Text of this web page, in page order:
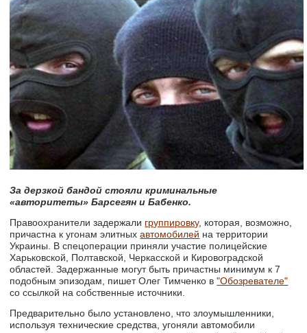
За дерзкой бандой стояли криминальные
«авторитеты» Барсегян и Бабенко.
Правоохранители задержали группировку, которая, возможно,
причастна к угонам элитныхавтомобилей на территории
Украины. В спецоперации приняли участие полицейские
Харьковской, Полтавской, Черкасской и Кировоградской
областей. Задержанные могут быть причастны минимум к 7
подобным эпизодам, пишет Олег Тимченко в"Обозревателе"
со ссылкой на собственные источники.
Предварительно было установлено, что злоумышленники,
используя технические средства, угоняли автомобили